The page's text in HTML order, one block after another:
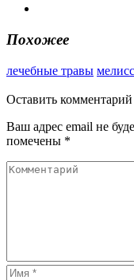
Похожее
лечебные травы
Оставить комментарий
Ваш адрес email не
помечены *